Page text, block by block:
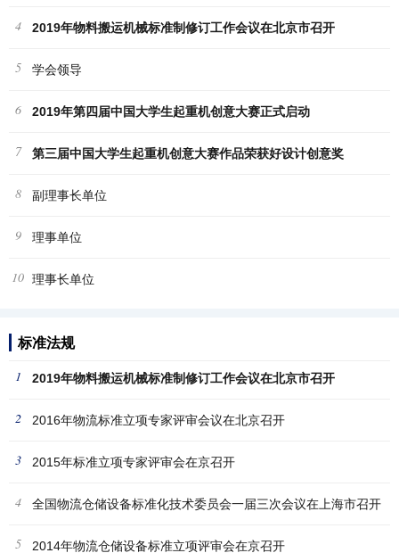
4 2019年物料搬运机械标准制修订工作会议在北京市召开
5 学会领导
6 2019年第四届中国大学生起重机创意大赛正式启动
7 第三届中国大学生起重机创意大赛作品荣获好设计创意奖
8 副理事长单位
9 理事单位
10 理事长单位
标准法规
1 2019年物料搬运机械标准制修订工作会议在北京市召开
2 2016年物流标准立项专家评审会议在北京召开
3 2015年标准立项专家评审会在京召开
4 全国物流仓储设备标准化技术委员会一届三次会议在上海市召开
5 2014年物流仓储设备标准立项评审会在京召开